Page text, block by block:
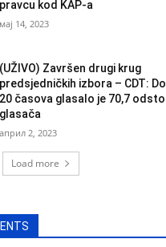
pravcu kod KAP-a
мај 14, 2023
(UŽIVO) Završen drugi krug
predsjedničkih izbora – CDT: Do
20 časova glasalo je 70,7 odsto
glasača
април 2, 2023
Load more